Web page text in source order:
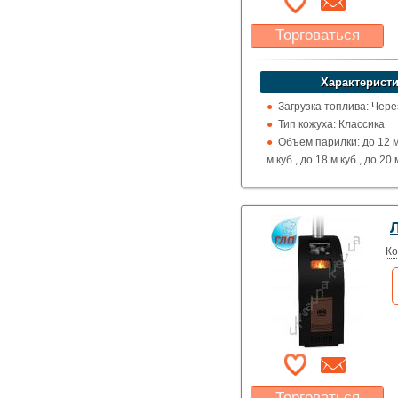
Торговаться
Какая цена Вас
устроит?
Указать цену
Загрузка топлива:
Тип кожуха: Классика
Объем парилки: до 12
м.куб., до 18 м.куб., до 20
Дверца: Глухая
Топка (материал):
Использование: Для
Производитель: